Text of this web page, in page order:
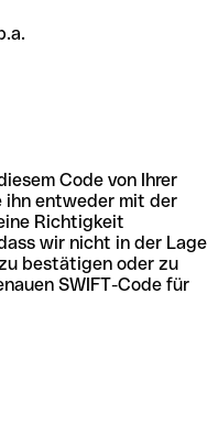
Code von Ihrer
ihn entweder mit der
Richtigkeit
wir nicht in der Lage
bestätigen oder zu
SWIFT-Code für